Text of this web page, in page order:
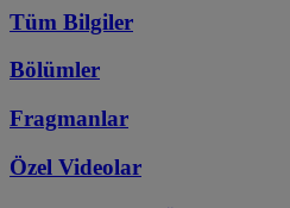
Tüm Bilgiler
Bölümler
Fragmanlar
Özel Videolar